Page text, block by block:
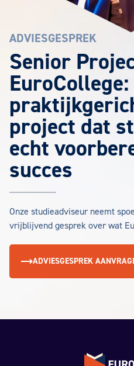
ADVIESGESPREK
Senior
project dat
echt
succes
Onze studieadviseur neemt
vrijblijvend gesprek over wat
ADVIESGESPREK
Terug naar de homepage